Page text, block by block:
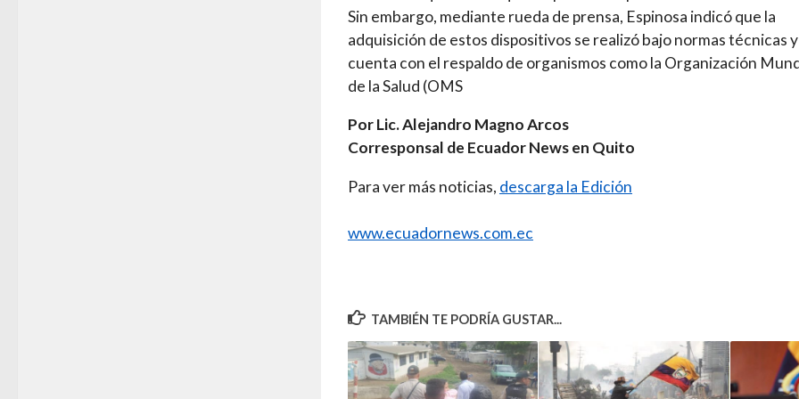
Sin embargo, mediante rueda de prensa, Espinosa indicó que la
adquisición de estos dispositivos se realizó bajo normas técnicas y
cuenta con el respaldo de organismos como la Organización
de la Salud (OMS
Por Lic. Alejandro Magno Arcos
Corresponsal de Ecuador News en Quito
Para ver más noticias, descarga la Edición
www.ecuadornews.com.ec
TAMBIÉN TE PODRÍA GUSTAR...